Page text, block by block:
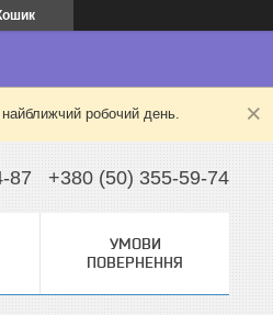
робочий день.
87 +380 (50) 355-59-74
УМОВИ
ПОВЕРНЕННЯ